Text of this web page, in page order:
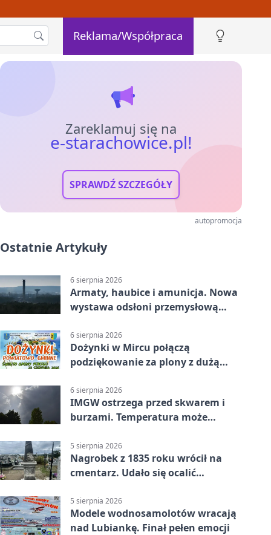
Reklama/Współpraca
Zareklamuj się na
e-starachowice.pl!
SPRAWDŹ SZCZEGÓŁY
autopromocja
Ostatnie Artykuły
6 sierpnia 2026
Armaty, haubice i amunicja. Nowa
wystawa odsłoni przemysłową
6 sierpnia 2026
Dożynki w Mircu połączą
podziękowanie za plony z dużą
6 sierpnia 2026
IMGW ostrzega przed skwarem i
burzami. Temperatura może
5 sierpnia 2026
Nagrobek z 1835 roku wrócił na
cmentarz. Udało się ocalić
5 sierpnia 2026
Modele wodnosamolotów wracają
nad Lubiankę. Finał pełen emocji